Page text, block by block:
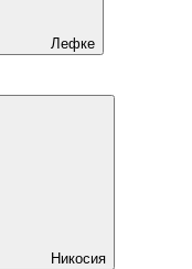
Лефке
Никосия